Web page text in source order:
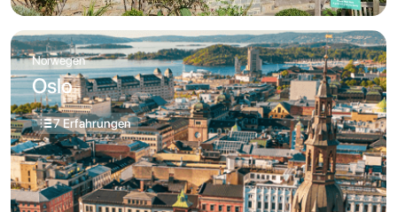
Norwegen
Oslo
7 Erfahrungen